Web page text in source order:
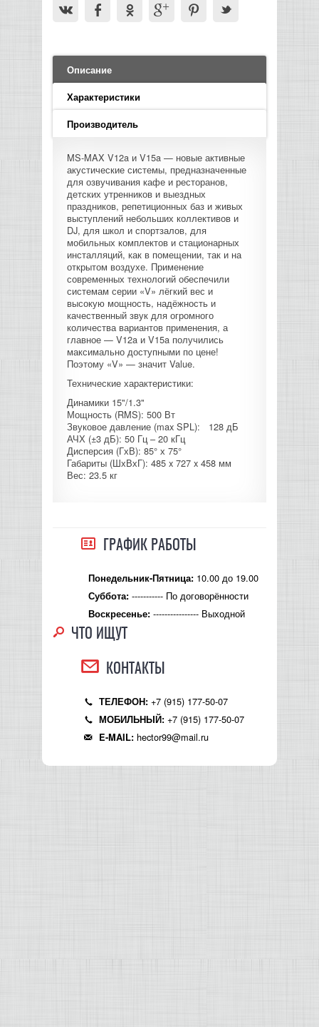
УСИЛИТЕЛИ
МИКШЕРЫ ЦИФРОВЫЕ
ЛИНЕЙНЫЕ МАССИВЫ
САБВУФЕРЫ ПАССИВНЫЕ
СЦЕНИЧЕСКИЕ МОНИТОРЫ
CD|DVD|FLASH|USB ПЛЕЕРЫ,
РЕКОРДЕРЫ
САБВУФЕРЫ АКТИВНЫЕ
КОМПЛЕКТУЮЩИЕ ДЛЯ
АКУСТИЧЕСКИХ СИСТЕМ
КОНТРОЛЛЕРЫ АС И КРОССОВЕРЫ
LED PAR
БАСОВЫЕ УСИЛИТЕЛИ И КАБИНЕТЫ
ГИТАРНЫЕ ПРИНАДЛЕЖНОСТИ
СЕМПЛЕРЫ И ГРУВБОКСЫ
СТОЙКИ ДЛЯ КЛАВИШНЫХ
ПРЕАМПЫ И МИКРОФОННЫЕ
ПРОГРАММНОЕ ОБЕСПЕЧЕНИЕ
ФЛЕЙТЫ
ПРОИГРЫВАТЕЛИ ВИНИЛА
ВИДЕО РЕКОРДЕРЫ
ВИДЕО КОНВЕРТЕРЫ
АКУСТИЧЕСКИЕ
ГРОМКОГОВОРИТЕЛИ
АНОНСЫ НОВИНОК
ИНФОРМАЦИЯ
О МАГАЗИНЕ
КАК КУПИТЬ
ДОСТАВКА
ОПЛАТА
КОНТАКТЫ
Описание
Характеристики
Производитель
MS-MAX V12a и V15a — новые активные
акустические системы, предназначенные
для озвучивания кафе и ресторанов,
детских утренников и выездных
праздников, репетиционных баз и живых
выступлений небольших коллективов и
DJ, для школ и спортзалов, для
мобильных комплектов и стационарных
инсталляций, как в помещении, так и на
открытом воздухе. Применение
современных технологий обеспечили
системам серии «V» лёгкий вес и
высокую мощность, надёжность и
качественный звук для огромного
количества вариантов применения, а
главное — V12a и V15a получились
максимально доступными по цене!
Поэтому «V» — значит Value.
Технические характеристики:
Динамики 15"/1.3"
Мощность (RMS): 500 Вт
Звуковое давление (max SPL): 128 дБ
АЧХ (±3 дБ): 50 Гц – 20 кГц
Дисперсия (ГхВ): 85° х 75°
Габариты (ШхВхГ): 485 x 727 x 458 мм
Вес: 23.5 кг
ГРАФИК РАБОТЫ
Понедельник-Пятница: 10.00 до 19.00
Суббота: ----------- По договорённости
Воскресенье: ---------------- Выходной
ЧТО ИЩУТ
КОНТАКТЫ
ТЕЛЕФОН: +7 (915) 177-50-07
МОБИЛЬНЫЙ: +7 (915) 177-50-07
E-MAIL: hector99@mail.ru